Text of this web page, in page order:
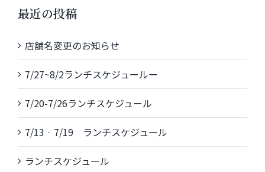
最近の投稿
店舗名変更のお知らせ
7/27~8/2ランチスケジュールー
7/20-7/26ランチスケジュール
7/13‐7/19 ランチスケジュール
ランチスケジュール